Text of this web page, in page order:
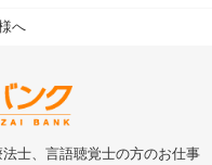
へ
士、言語聴覚士の方のお仕事